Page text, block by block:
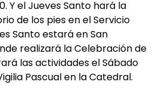
Y el Jueves Santo hará la
de los pies en el Servicio
Santo estará en San
realizará la Celebración de
las actividades el Sábado
Pascual en la Catedral.